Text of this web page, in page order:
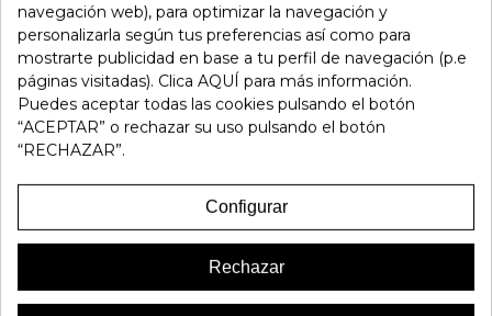
Añadir Al Carrito
Referencia: 133397
Marca: Strover
Favorito 0
16 OTROS PRODUCTOS EN LA MISMA CATEGORÍA:
navegación web), para optimizar la navegación y
personalizarla según tus preferencias así como para
mostrarte publicidad en base a tu perfil de navegación (p.e
páginas visitadas). Clica AQUÍ para más información.
Puedes aceptar todas las cookies pulsando el botón
“ACEPTAR” o rechazar su uso pulsando el botón
“RECHAZAR”.
Configurar
Rechazar